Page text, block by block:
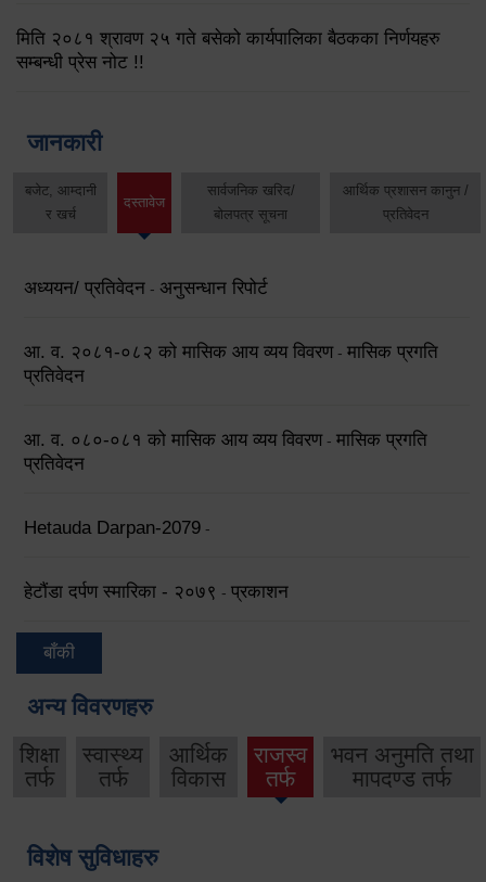
मिति २०८१ श्रावण २५ गते बसेको कार्यपालिका बैठकका निर्णयहरु
सम्बन्धी प्रेस नोट !!
जानकारी
बजेट, आम्दानी
र खर्च
दस्तावेज
सार्वजनिक खरिद/
बोलपत्र सूचना
आर्थिक प्रशासन कानुन /
प्रतिवेदन
अध्ययन/ प्रतिवेदन - अनुसन्धान रिपोर्ट
आ. व. २०८१-०८२ को मासिक आय व्यय विवरण - मासिक प्रगति
प्रतिवेदन
आ. व. ०८०-०८१ को मासिक आय व्यय विवरण - मासिक प्रगति
प्रतिवेदन
Hetauda Darpan-2079 -
हेटौंडा दर्पण स्मारिका - २०७९ - प्रकाशन
बाँकी
अन्य विवरणहरु
शिक्षा
तर्फ
स्वास्थ्य
तर्फ
आर्थिक
विकास
राजस्व
तर्फ
भवन अनुमति तथा
मापदण्ड तर्फ
विशेष सुविधाहरु